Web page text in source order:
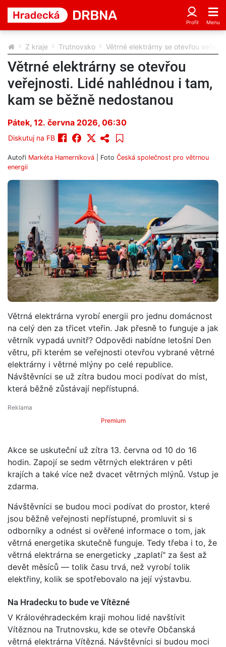
Z kraje Trutnovsko Větrné elektrárny se otevřou
Větrné elektrárny se otevřou
veřejnosti. Lidé nahlédnou i tam,
kam se běžně nedostanou
Pátek, 12. června 2026, 06:30
Diskutuj na FB
Autoři Markéta Hamerníková | Foto Česká společnost pro větrnou
energii
Větrná elektrárna vyrobí energii pro jednu domácnost
na celý den za třicet vteřin. Jak přesně to funguje a jak
větrník vypadá uvnitř? Odpovědi nabídne letošní Den
větru, při kterém se veřejnosti otevřou vybrané větrné
elektrárny i větrné mlýny po celé republice.
Návštěvníci se už zítra budou moci podívat do míst,
která běžně zůstávají nepřístupná.
Premium
Akce se uskuteční už zítra 13. června od 10 do 16
hodin. Zapojí se sedm větrných elektráren v pěti
krajích a také více než dvacet větrných mlýnů. Vstup je
zdarma.
Návštěvníci se budou moci podívat do prostor, které
jsou běžně veřejnosti nepřístupné, promluvit si s
odborníky a odnést si ověřené informace o tom, jak
větrná energetika skutečně funguje. Tedy třeba i to, že
větrná elektrárna se energeticky „zaplatí" za šest až
devět měsíců — tolik času trvá, než vyrobí tolik
elektřiny, kolik se spotřebovalo na její výstavbu.
Na Hradecku to bude ve Vítězné
V Královéhradeckém kraji mohou lidé navštívit
Vítěznou na Trutnovsku, kde se otevře Občanská
větrná elektrárna Vítězná. Návštěvníci si budou moci